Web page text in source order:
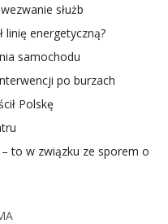
służb
linię energetyczną?
samochodu
po burzach
Polskę
to w związku ze sporem o